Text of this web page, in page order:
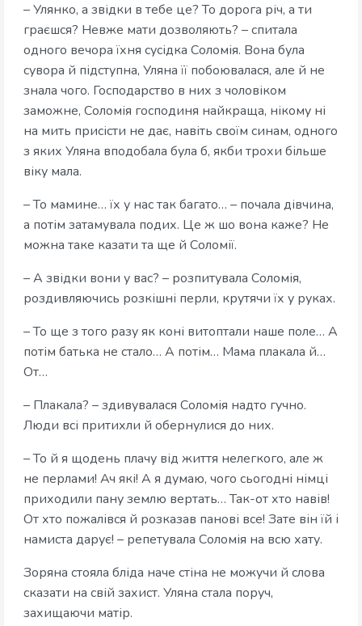
– Улянко, а звідки в тебе це? То дорога річ, а ти
граєшся? Невже мати дозволяють? – спитала
одного вечора їхня сусідка Соломія. Вона була
сувора й підступна, Уляна її побоювалася, але й не
знала чого. Господарство в них з чоловіком
заможне, Соломія господиня найкраща, нікому ні
на мить присісти не дає, навіть своїм синам, одного
з яких Уляна вподобала була б, якби трохи більше
віку мала.
– То мамине… їх у нас так багато… – почала дівчина,
а потім затамувала подих. Це ж шо вона каже? Не
можна таке казати та ще й Соломії.
– А звідки вони у вас? – розпитувала Соломія,
роздивляючись розкішні перли, крутячи їх у руках.
– То ще з того разу як коні витоптали наше поле… А
потім батька не стало… А потім… Мама плакала й…
От…
– Плакала? – здивувалася Соломія надто гучно.
Люди всі притихли й обернулися до них.
– То й я щодень плачу від життя нелегкого, але ж
не перлами! Ач які! А я думаю, чого сьогодні німці
приходили пану землю вертать… Так-от хто навів!
От хто пожалівся й розказав панові все! Зате він їй і
намиста дарує! – репетувала Соломія на всю хату.
Зоряна стояла бліда наче стіна не можучи й слова
сказати на свій захист. Уляна стала поруч,
захищаючи матір.